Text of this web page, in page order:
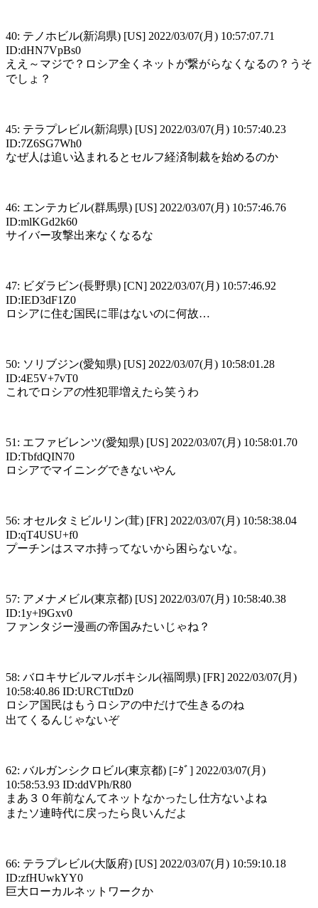
40: テノホビル(新潟県) [US] 2022/03/07(月) 10:57:07.71
ID:dHN7VpBs0
ええ～マジで？ロシア全くネットが繋がらなくなるの？うそ
でしょ？
45: テラプレビル(新潟県) [US] 2022/03/07(月) 10:57:40.23
ID:7Z6SG7Wh0
なぜ人は追い込まれるとセルフ経済制裁を始めるのか
46: エンテカビル(群馬県) [US] 2022/03/07(月) 10:57:46.76
ID:mlKGd2k60
サイバー攻撃出来なくなるな
47: ビダラビン(長野県) [CN] 2022/03/07(月) 10:57:46.92
ID:IED3dF1Z0
ロシアに住む国民に罪はないのに何故…
50: ソリブジン(愛知県) [US] 2022/03/07(月) 10:58:01.28
ID:4E5V+7vT0
これでロシアの性犯罪増えたら笑うわ
51: エファビレンツ(愛知県) [US] 2022/03/07(月) 10:58:01.70
ID:TbfdQIN70
ロシアでマイニングできないやん
56: オセルタミビルリン(茸) [FR] 2022/03/07(月) 10:58:38.04
ID:qT4USU+f0
プーチンはスマホ持ってないから困らないな。
57: アメナメビル(東京都) [US] 2022/03/07(月) 10:58:40.38
ID:1y+l9Gxv0
ファンタジー漫画の帝国みたいじゃね？
58: バロキサビルマルボキシル(福岡県) [FR] 2022/03/07(月)
10:58:40.86 ID:URCTttDz0
ロシア国民はもうロシアの中だけで生きるのね
出てくるんじゃないぞ
62: バルガンシクロビル(東京都) [ﾆﾀﾞ] 2022/03/07(月)
10:58:53.93 ID:ddVPh/R80
まあ３０年前なんてネットなかったし仕方ないよね
またソ連時代に戻ったら良いんだよ
66: テラプレビル(大阪府) [US] 2022/03/07(月) 10:59:10.18
ID:zfHUwkYY0
巨大ローカルネットワークか